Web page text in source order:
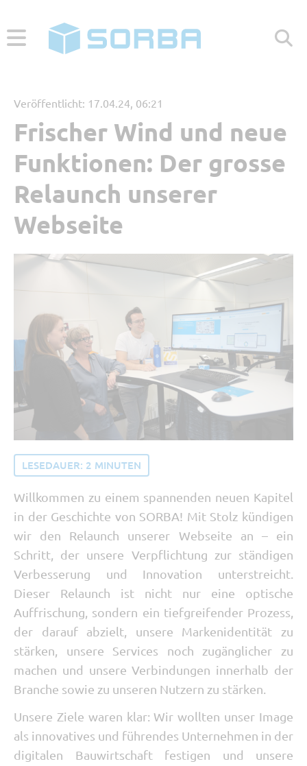
ABONNIERENZUR WEBSEITE
Menü
Aktuelle Beiträge
Beliebt
Kategorien
Tipp vom Support
SORBA erleben
Buchhaltung und Recht
Software Updates
Veröffentlicht: 17.04.24, 06:21
Frischer Wind und neue
Funktionen: Der grosse
Relaunch unserer
Webseite
LESEDAUER: 2 MINUTEN
Willkommen zu einem spannenden neuen Kapitel
in der Geschichte von SORBA! Mit Stolz kündigen
wir den Relaunch unserer Webseite an – ein
Schritt, der unsere Verpflichtung zur ständigen
Verbesserung und Innovation unterstreicht.
Dieser Relaunch ist nicht nur eine optische
Auffrischung, sondern ein tiefgreifender Prozess,
der darauf abzielt, unsere Markenidentität zu
stärken, unsere Services noch zugänglicher zu
machen und unsere Verbindungen innerhalb der
Branche sowie zu unseren Nutzern zu stärken.
Unsere Ziele waren klar: Wir wollten unser Image
als innovatives und führendes Unternehmen in der
digitalen Bauwirtschaft festigen und unsere